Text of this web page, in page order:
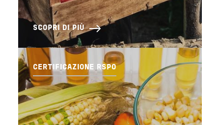
SCOPRI DI PIÙ
CERTIFICAZIONE RSPO